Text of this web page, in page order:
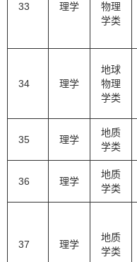
33 理学
物理
学类
34 理学
地球
物理
学类
35 理学
地质
学类
36 理学
地质
学类
37 理学
地质
学类